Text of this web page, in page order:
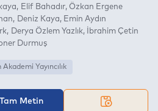
Elif Bahadır Özkan Ergene
Deniz Kaya
Emin Aydın
Derya Özlem Yazlık
İbrahim Çetin
Durmuş
Akademi Yayıncılık
Tam Metin